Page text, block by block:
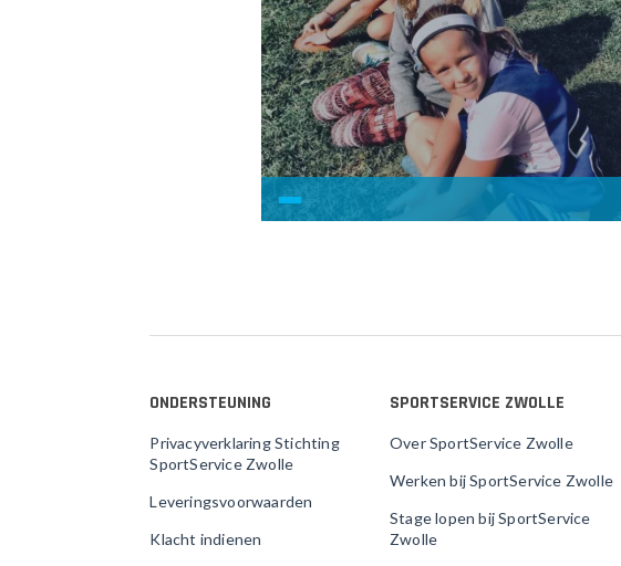
ONDERSTEUNING
Privacyverklaring Stichting
SportService Zwolle
Leveringsvoorwaarden
Klacht indienen
SPORTSERVICE ZWOLLE
Over SportService Zwolle
Werken bij SportService Zwolle
Stage lopen bij SportService
Zwolle